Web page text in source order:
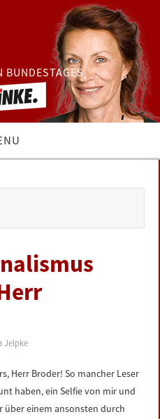
BUNDESTAGES
Jelpke
Herr Broder! So mancher Leser
haben, ein Selfie von mir und
über einem ansonsten durch